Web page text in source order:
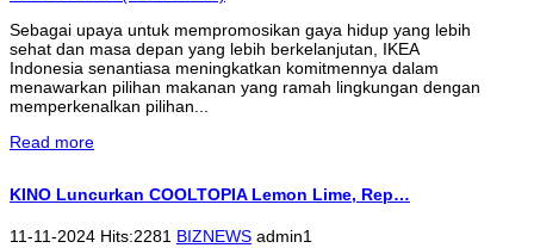
Sebagai upaya untuk mempromosikan gaya hidup yang lebih
sehat dan masa depan yang lebih berkelanjutan, IKEA
Indonesia senantiasa meningkatkan komitmennya dalam
menawarkan pilihan makanan yang ramah lingkungan dengan
memperkenalkan pilihan...
Read more
KINO Luncurkan COOLTOPIA Lemon Lime, Rep…
11-11-2024 Hits:2281 BIZNEWS admin1